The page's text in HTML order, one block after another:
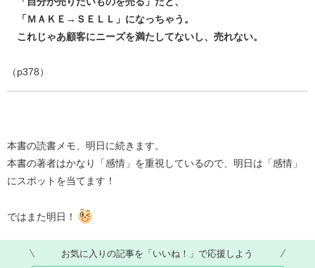
「ＭＡＫＥ→ＳＥＬＬ」になっちゃう。
これじゃあ顧客にニーズを満たしてないし、売れない。
（p378）
本書の読書メモ、明日に続きます。
本書の著者はかなり「感情」を重視しているので、明日は「感情」
にスポットを当てます！
ではまた明日！
お気に入りの記事を「いいね！」で応援しよう